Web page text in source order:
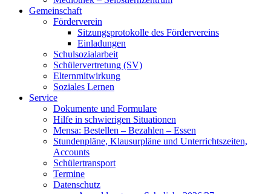
Gemeinschaft
Förderverein
Sitzungsprotokolle des Fördervereins
Einladungen
Schulsozialarbeit
Schülervertretung (SV)
Elternmitwirkung
Soziales Lernen
Service
Dokumente und Formulare
Hilfe in schwierigen Situationen
Mensa: Bestellen – Bezahlen – Essen
Stundenpläne, Klausurpläne und Unterrichtszeiten,
Accounts
Schülertransport
Termine
Datenschutz